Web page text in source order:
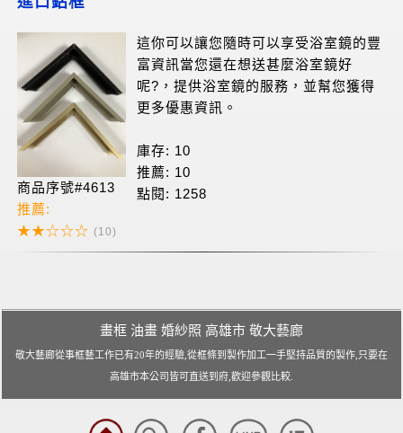
畫框 油畫 婚紗照 高雄市 敬大藝廊
敬大藝廊從事框藝工作已有20年的經驗,從框條到製作加工一手堅持品質的製作,只要在
高雄市本公司皆可直送到府,歡迎參觀比較.